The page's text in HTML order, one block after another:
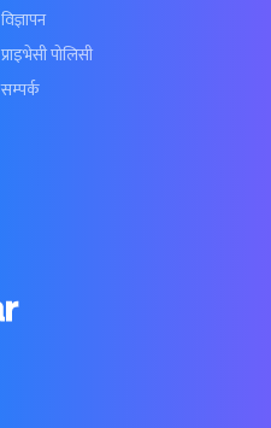
विज्ञापन
प्राइभेसी पोलिसी
सम्पर्क